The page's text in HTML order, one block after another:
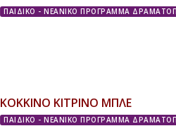
ΠΑΙΔΙΚΟ - ΝΕΑΝΙΚΟ ΠΡΟΓΡΑΜΜΑ
ΚΟΚΚΙΝΟ ΚΙΤΡΙΝΟ ΜΠΛΕ
ΠΑΙΔΙΚΟ - ΝΕΑΝΙΚΟ ΠΡΟΓΡΑΜΜΑ